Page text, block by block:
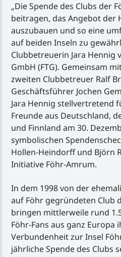
„Die Spende des Clubs der
beitragen, das Angebot der
auszubauen und so eine
auf beiden Inseln zu
Clubbetreuerin Jara Hennig
GmbH (FTG). Gemeinsam
zweiten Clubbetreuer Ralf
Geschäftsführer Jochen
Jara Hennig stellvertretend
Freunde aus Deutschland,
und Finnland am 30.
symbolischen
Hollen-Heindorff und Björn
Initiative Föhr-Amrum.
In dem 1998 von der
auf Föhr gegründeten Club
bringen mittlerweile rund
Föhr-Fans aus ganz Europa
Verbundenheit zur Insel
jährliche Spende des Clubs